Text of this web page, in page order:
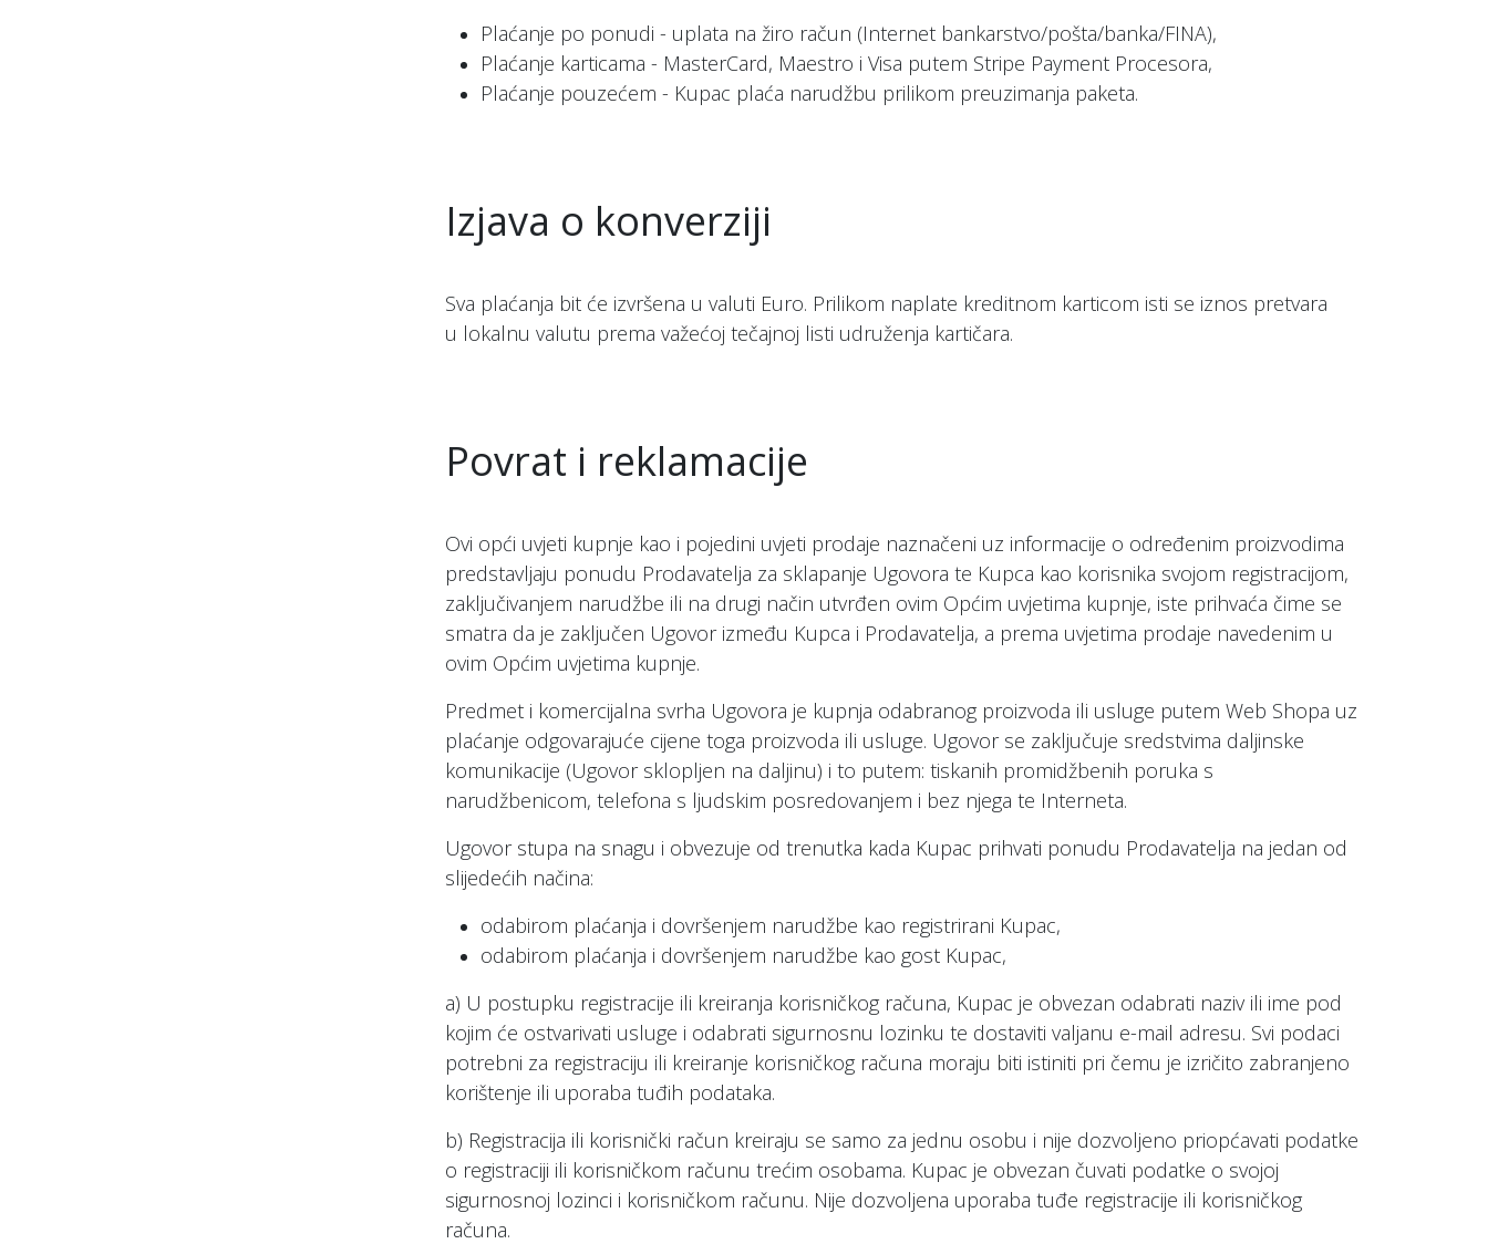
Plaćanje po ponudi - uplata na žiro račun (Internet bankarstvo/pošta/banka/FINA),
Plaćanje karticama - MasterCard, Maestro i Visa putem Stripe Payment Procesora,
Plaćanje pouzećem - Kupac plaća narudžbu prilikom preuzimanja paketa.
Izjava o konverziji
Sva plaćanja bit će izvršena u valuti Euro. Prilikom naplate kreditnom karticom isti se iznos pretvara
u lokalnu valutu prema važećoj tečajnoj listi udruženja kartičara.
Povrat i reklamacije
Ovi opći uvjeti kupnje kao i pojedini uvjeti prodaje naznačeni uz informacije o određenim proizvodima
predstavljaju ponudu Prodavatelja za sklapanje Ugovora te Kupca kao korisnika svojom registracijom,
zaključivanjem narudžbe ili na drugi način utvrđen ovim Općim uvjetima kupnje, iste prihvaća čime se
smatra da je zaključen Ugovor između Kupca i Prodavatelja, a prema uvjetima prodaje navedenim u
ovim Općim uvjetima kupnje.
Predmet i komercijalna svrha Ugovora je kupnja odabranog proizvoda ili usluge putem Web Shopa uz
plaćanje odgovarajuće cijene toga proizvoda ili usluge. Ugovor se zaključuje sredstvima daljinske
komunikacije (Ugovor sklopljen na daljinu) i to putem: tiskanih promidžbenih poruka s
narudžbenicom, telefona s ljudskim posredovanjem i bez njega te Interneta.
Ugovor stupa na snagu i obvezuje od trenutka kada Kupac prihvati ponudu Prodavatelja na jedan od
slijedećih načina:
odabirom plaćanja i dovršenjem narudžbe kao registrirani Kupac,
odabirom plaćanja i dovršenjem narudžbe kao gost Kupac,
a) U postupku registracije ili kreiranja korisničkog računa, Kupac je obvezan odabrati naziv ili ime pod
kojim će ostvarivati usluge i odabrati sigurnosnu lozinku te dostaviti valjanu e-mail adresu. Svi podaci
potrebni za registraciju ili kreiranje korisničkog računa moraju biti istiniti pri čemu je izričito zabranjeno
korištenje ili uporaba tuđih podataka.
b) Registracija ili korisnički račun kreiraju se samo za jednu osobu i nije dozvoljeno priopćavati podatke
o registraciji ili korisničkom računu trećim osobama. Kupac je obvezan čuvati podatke o svojoj
sigurnosnoj lozinci i korisničkom računu. Nije dozvoljena uporaba tuđe registracije ili korisničkog
računa.